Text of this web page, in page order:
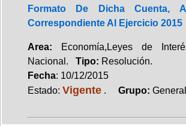
Formato De Dicha Cuenta,
Correspondiente Al Ejercicio 2015
Area: Economía,Leyes de
Nacional. Tipo: Resolución.
Fecha: 10/12/2015
Estado: Vigente . Grupo: General